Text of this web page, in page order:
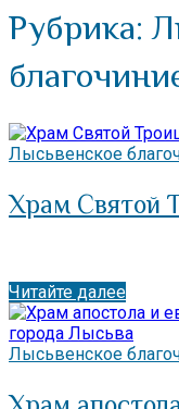
Рубрика:
Лысьвенское
Храм Святой
Читайте далее
Лысьвенское